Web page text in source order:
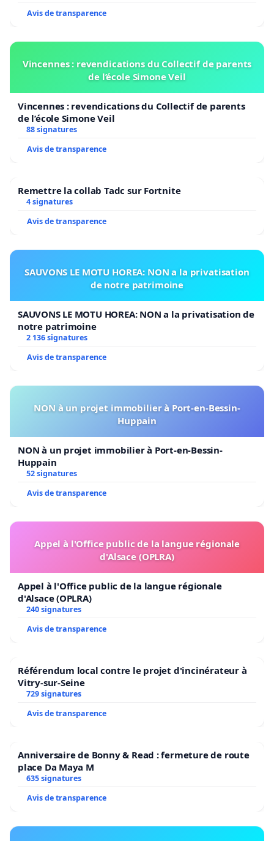
Avis de transparence
Vincennes : revendications du Collectif de parents
de l’école Simone Veil
Vincennes : revendications du Collectif de parents
de l’école Simone Veil
88 signatures
Avis de transparence
Remettre la collab Tadc sur Fortnite
4 signatures
Avis de transparence
SAUVONS LE MOTU HOREA: NON a la privatisation
de notre patrimoine
SAUVONS LE MOTU HOREA: NON a la privatisation de
notre patrimoine
2 136 signatures
Avis de transparence
NON à un projet immobilier à Port-en-Bessin-
Huppain
NON à un projet immobilier à Port-en-Bessin-
Huppain
52 signatures
Avis de transparence
Appel à l'Office public de la langue régionale
d'Alsace (OPLRA)
Appel à l'Office public de la langue régionale
d'Alsace (OPLRA)
240 signatures
Avis de transparence
Référendum local contre le projet d'incinérateur à
Vitry-sur-Seine
729 signatures
Avis de transparence
Anniversaire de Bonny & Read : fermeture de route
place Da Maya M
635 signatures
Avis de transparence